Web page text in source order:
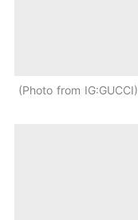
Photo from IG:GUCCI